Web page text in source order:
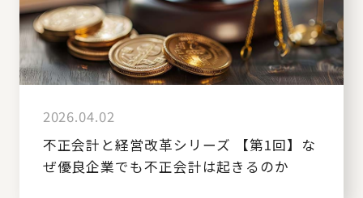
2026.04.02
不正会計と経営改革シリーズ 【第1回】な
ぜ優良企業でも不正会計は起きるのか